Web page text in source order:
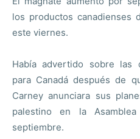
los productos canadienses
este viernes.
Había advertido sobre las
para Canadá después de
Carney anunciara sus
palestino en la
septiembre.